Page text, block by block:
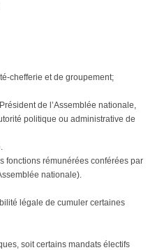
chefferie et de groupement;
de l’Assemblée nationale,
politique ou administrative de
fonctions rémunérées conférées par
nationale).
légale de cumuler certaines
soit certains mandats électifs